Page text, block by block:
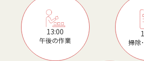
13:00
午後の作業 掃除